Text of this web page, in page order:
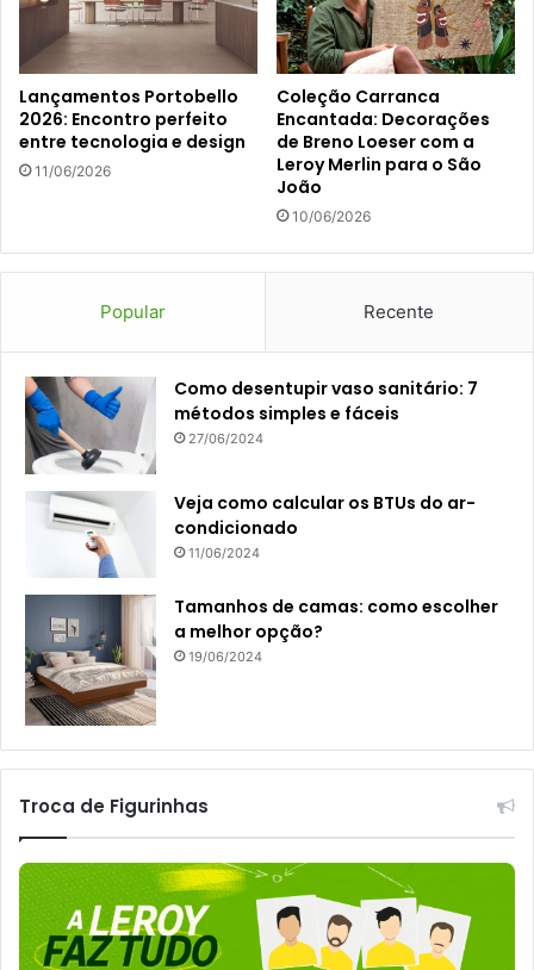
Lançamentos Portobello
2026: Encontro perfeito
entre tecnologia e design
11/06/2026
Coleção Carranca
Encantada: Decorações
de Breno Loeser com a
Leroy Merlin para o São
João
10/06/2026
Popular Recente
Como desentupir vaso sanitário: 7
métodos simples e fáceis
27/06/2024
Veja como calcular os BTUs do ar-
condicionado
11/06/2024
Tamanhos de camas: como escolher
a melhor opção?
19/06/2024
Troca de Figurinhas